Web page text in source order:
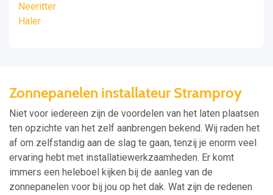
Neeritter
Haler
Zonnepanelen installateur Stramproy
Niet voor iedereen zijn de voordelen van het laten plaatsen
ten opzichte van het zelf aanbrengen bekend. Wij raden het
af om zelfstandig aan de slag te gaan, tenzij je enorm veel
ervaring hebt met installatiewerkzaamheden. Er komt
immers een heleboel kijken bij de aanleg van de
zonnepanelen voor bij jou op het dak. Wat zijn de redenen